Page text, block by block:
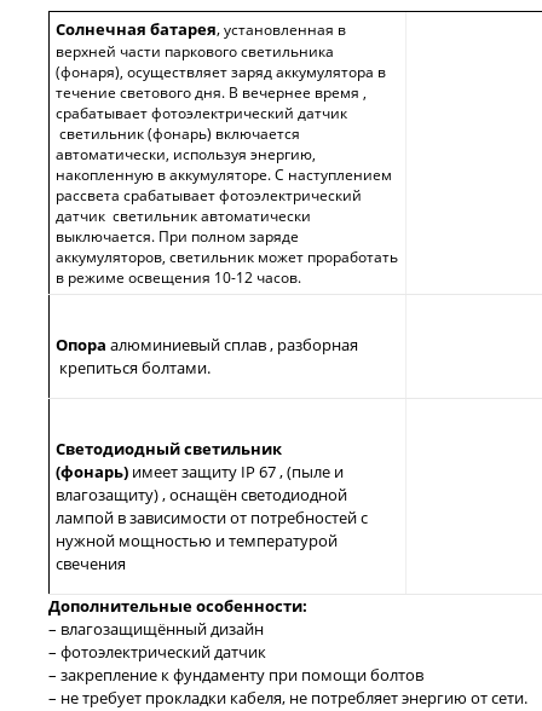
Солнечная батарея,установленная в
верхней части паркового светильника
(фонаря), осуществляет заряд аккумулятора в
течение светового дня. В вечернее время ,
срабатывает фотоэлектрический датчик
светильник (фонарь) включается
автоматически, используя энергию,
накопленную в аккумуляторе. С наступлением
рассвета срабатывает фотоэлектрический
датчик светильник автоматически
выключается. При полном заряде
аккумуляторов, светильник может проработать
в режиме освещения 10-12 часов.
Опора алюминиевый сплав , разборная
крепиться болтами.
Светодиодный светильник
(фонарь) имеет защиту IP 67 , (пыле и
влагозащиту) , оснащён светодиодной
лампой в зависимости от потребностей с
нужной мощностью и температурой
свечения
Дополнительные особенности:
– влагозащищённый дизайн
– фотоэлектрический датчик
– закрепление к фундаменту при помощи болтов
– не требует прокладки кабеля, не потребляет энергию от сети.